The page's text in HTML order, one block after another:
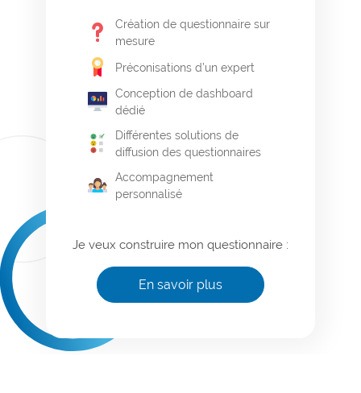
Création de questionnaire sur
mesure
Préconisations d’un expert
Conception de dashboard
dédié
Différentes solutions de
diffusion des questionnaires
Accompagnement
personnalisé
Je veux construire mon questionnaire :
En savoir plus